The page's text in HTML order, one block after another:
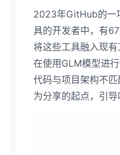
2023年GitHub的一
具的开发者中，有
将这些工具融入现
在使用GLM模型进
代码与项目架构不
为分享的起点，引导